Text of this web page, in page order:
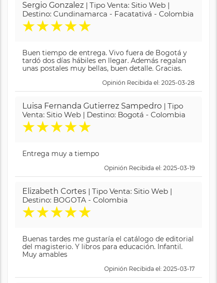
Sergio Gonzalez | Tipo Venta: Sitio Web |
Destino: Cundinamarca - Facatativá - Colombia
★★★★★
Buen tiempo de entrega. Vivo fuera de Bogotá y
tardó dos días hábiles en llegar. Además regalan
unas postales muy bellas, buen detalle. Gracias.
Opinión Recibida el: 2025-03-28
Luisa Fernanda Gutierrez Sampedro | Tipo
Venta: Sitio Web | Destino: Bogotá - Colombia
★★★★★
Entrega muy a tiempo
Opinión Recibida el: 2025-03-19
Elizabeth Cortes | Tipo Venta: Sitio Web |
Destino: BOGOTA - Colombia
★★★★★
Buenas tardes me gustaría el catálogo de editorial
del magisterio. Y libros para educación. Infantil.
Muy amables
Opinión Recibida el: 2025-03-17